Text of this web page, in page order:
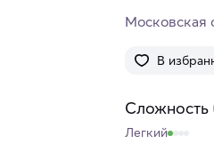
В
Московская
Сложность
Легкий